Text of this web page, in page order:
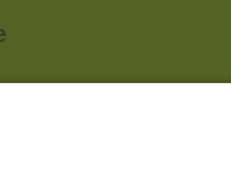
Impressum